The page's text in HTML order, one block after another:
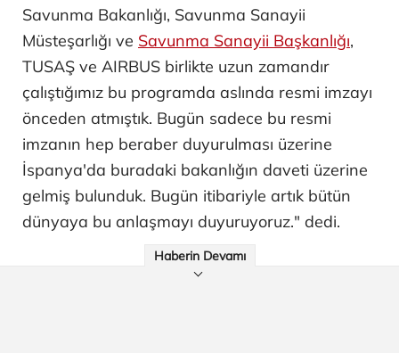
Savunma Bakanlığı, Savunma Sanayii
Müsteşarlığı ve Savunma Sanayii Başkanlığı,
TUSAŞ ve AIRBUS birlikte uzun zamandır
çalıştığımız bu programda aslında resmi imzayı
önceden atmıştık. Bugün sadece bu resmi
imzanın hep beraber duyurulması üzerine
İspanya'da buradaki bakanlığın daveti üzerine
gelmiş bulunduk. Bugün itibariyle artık bütün
dünyaya bu anlaşmayı duyuruyoruz." dedi.
Haberin Devamı